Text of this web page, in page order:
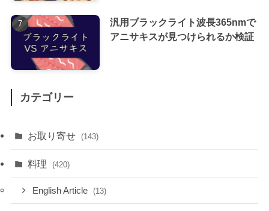
汎用ブラックライト波長365nmで
アニサキスが見つけられるか検証
カテゴリー
お取り寄せ (143)
料理 (420)
English Article (13)